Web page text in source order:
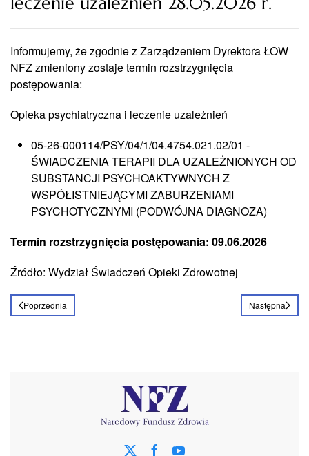
Informujemy, że zgodnie z Zarządzeniem Dyrektora ŁOW
NFZ zmieniony zostaje termin rozstrzygnięcia
postępowania:
Opieka psychiatryczna i leczenie uzależnień
05-26-000114/PSY/04/1/04.4754.021.02/01 -
ŚWIADCZENIA TERAPII DLA UZALEŻNIONYCH OD
SUBSTANCJI PSYCHOAKTYWNYCH Z
WSPÓŁISTNIEJĄCYMI ZABURZENIAMI
PSYCHOTYCZNYMI (PODWÓJNA DIAGNOZA)
Termin rozstrzygnięcia postępowania: 09.06.2026
Źródło: Wydział Świadczeń Opieki Zdrowotnej
Poprzednia Następna